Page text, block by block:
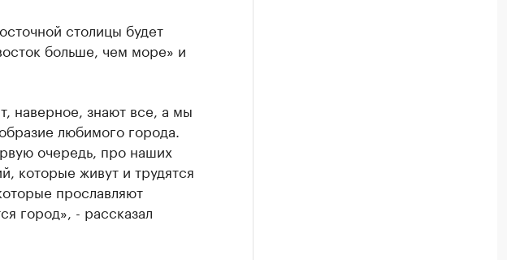
столицы будет
больше, чем море» и
наверное, знают все, а мы
любимого города.
очередь, про наших
которые живут и трудятся
прославляют
город», - рассказал